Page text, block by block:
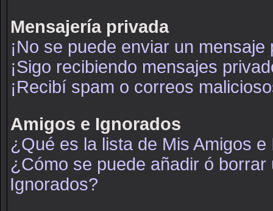
Mensajería privada
¡No se puede enviar un mensaje
¡Sigo recibiendo mensajes
¡Recibí spam o correos
Amigos e Ignorados
¿Qué es la lista de Mis Amigos e
¿Cómo se puede añadir ó
Ignorados?